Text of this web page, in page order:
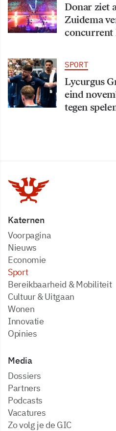
Donar ziet
Zuidema
concurrent
SPORT
Lycurgus
eind
tegen
Katernen
Voorpagina
Nieuws
Economie
Sport
Bereikbaarheid & Mobiliteit
Cultuur & Uitgaan
Wonen
Innovatie
Opinies
Media
dossiers
partners
podcasts
vacatures
zo volg je de GIC